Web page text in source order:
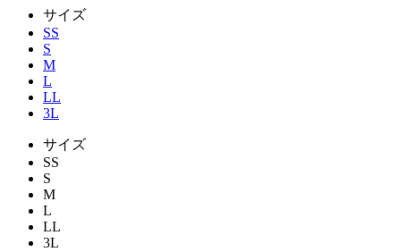
サイズ
SS
S
M
L
LL
3L
サイズ
SS
S
M
L
LL
3L